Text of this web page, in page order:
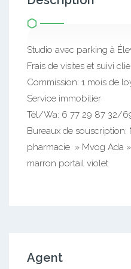
Studio avec parking à
Frais de visites et suivi
Commission: 1 mois de
Service immobilier
Tél/Wa: 6 77 29 87 32/
Bureaux de
pharmacie » Mvog Ada
marron portail violet
Agent